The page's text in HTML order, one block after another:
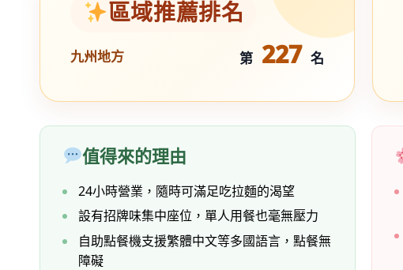
區域推薦排名
九州地方 第 227 名
值得來的理由
24小時營業，隨時可滿足吃拉麵的渴望
設有招牌味集中座位，單人用餐也毫無壓力
自助點餐機支援繁體中文等多國語言，點餐無
障礙